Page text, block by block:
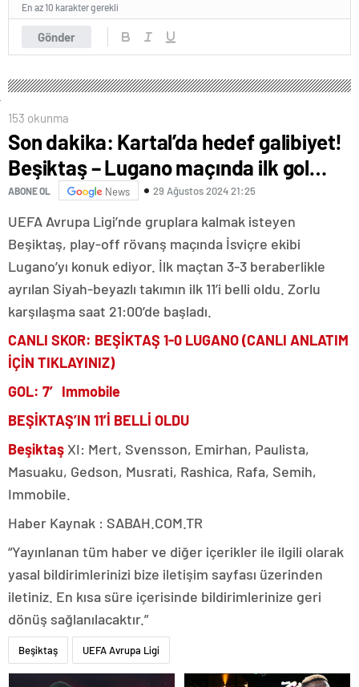
Gönder
En az 10 karakter gerekli
153 okunma
Son dakika: Kartal’da hedef galibiyet!
Beşiktaş – Lugano maçında ilk gol…
ABONE OL News 29 Ağustos 2024 21:25
UEFA Avrupa Ligi’nde gruplara kalmak isteyen
Beşiktaş, play-off rövanş maçında İsviçre ekibi
Lugano’yı konuk ediyor. İlk maçtan 3-3 beraberlikle
ayrılan Siyah-beyazlı takımın ilk 11’i belli oldu. Zorlu
karşılaşma saat 21:00’de başladı.
CANLI SKOR: BEŞİKTAŞ 1-0 LUGANO (CANLI ANLATIM
İÇİN TIKLAYINIZ)
GOL: 7′ Immobile
BEŞİKTAŞ’IN 11’İ BELLİ OLDU
BeşiktaşXI: Mert, Svensson, Emirhan, Paulista,
Masuaku, Gedson, Musrati, Rashica, Rafa, Semih,
Immobile.
Haber Kaynak : SABAH.COM.TR
“Yayınlanan tüm haber ve diğer içerikler ile ilgili olarak
yasal bildirimlerinizi bize iletişim sayfası üzerinden
iletiniz. En kısa süre içerisinde bildirimlerinize geri
dönüş sağlanılacaktır.”
Beşiktaş UEFA Avrupa Ligi